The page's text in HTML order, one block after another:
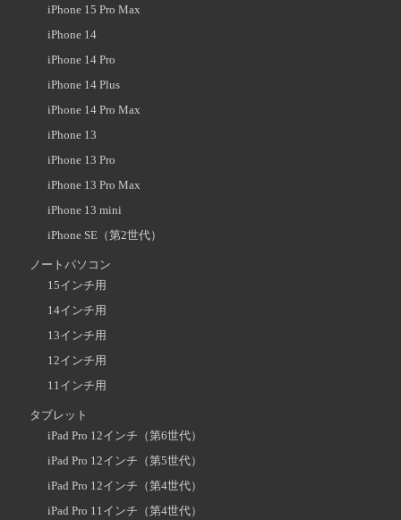
iPhone 15 Pro Max
iPhone 14
iPhone 14 Pro
iPhone 14 Plus
iPhone 14 Pro Max
iPhone 13
iPhone 13 Pro
iPhone 13 Pro Max
iPhone 13 mini
iPhone SE（第2世代）
ノートパソコン
15インチ用
14インチ用
13インチ用
12インチ用
11インチ用
タブレット
iPad Pro 12インチ（第6世代）
iPad Pro 12インチ（第5世代）
iPad Pro 12インチ（第4世代）
iPad Pro 11インチ（第4世代）